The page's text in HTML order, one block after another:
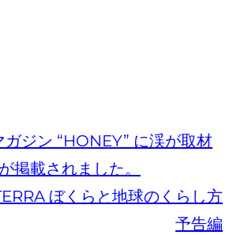
ガジン “HONEY” に渓が取材
掲載されました。
ぼくらと地球のくらし方
予告編